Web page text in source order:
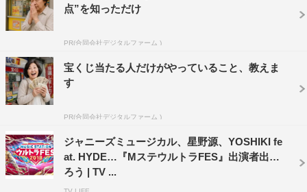
BEGIN、三浦大知、宮沢和史、ももいろクローバーZ、
LiSA、Little Glee Monster
©テレビ朝日
点”を知っただけ
PR(合同会社デジタルファーム )
宝くじ当たる人だけがやっていること、教えま
す
PR(合同会社デジタルファーム )
ジャニーズミュージカル、星野源、YOSHIKI fe
at. HYDE…『MステウルトラFES』出演者出そ
ろう | TV ...